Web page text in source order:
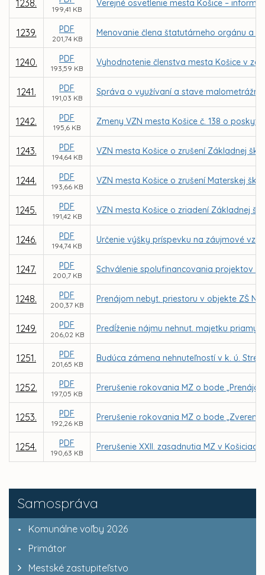
Samospráva
Komunálne voľby 2026
Primátor
Mestské zastupiteľstvo
1238.
199,41 KB
Verejné osvetlenie mesta Košice –
1239. PDF
201,74 KB
Menovanie člena štatutárneho orgánu a
1240. PDF
193,59 KB
Vyhodnotenie členstva mesta Košice v
1241. PDF
191,03 KB
Správa o využívaní a stave
1242. PDF
195,6 KB
Zmeny VZN mesta Košice č. 138 o
1243. PDF
194,64 KB
VZN mesta Košice o zrušení Základnej
1244. PDF
193,66 KB
VZN mesta Košice o zrušení Materskej
1245. PDF
191,42 KB
VZN mesta Košice o zriadení Základnej
1246. PDF
194,74 KB
Určenie výšky príspevku na záujmové
1247. PDF
200,7 KB
Schválenie spolufinancovania projektov
1248. PDF
200,37 KB
Prenájom nebyt. priestoru v objekte ZŠ
1249. PDF
206,02 KB
Predĺženie nájmu nehnut. majetku
1251. PDF
201,65 KB
Budúca zámena nehnuteľností v k. ú.
1252. PDF
197,05 KB
Prerušenie rokovania MZ o bode
1253. PDF
192,26 KB
Prerušenie rokovania MZ o bode
1254. PDF
190,63 KB
Prerušenie XXII. zasadnutia MZ v Košiciach